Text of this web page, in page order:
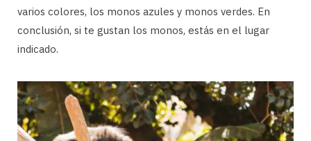
varios colores, los monos azules y monos verdes. En
conclusión, si te gustan los monos, estás en el lugar
indicado.